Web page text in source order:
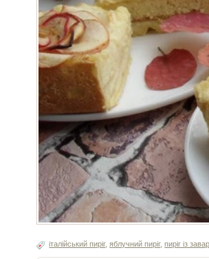
італійський пиріг,яблучний пиріг,пиріг із